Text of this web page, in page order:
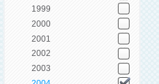
1999
2000
2001
2002
2003